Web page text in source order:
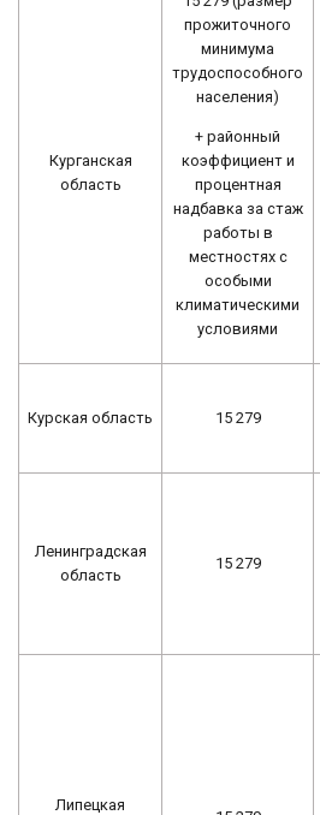
Курганская
область
прожиточного
минимума
трудоспособного
населения)
+ районный
коэффициент и
процентная
надбавка за стаж
работы в
местностях с
особыми
климатическими
условиями
Курская область 15 279
Ленинградская
область
15 279
Липецкая